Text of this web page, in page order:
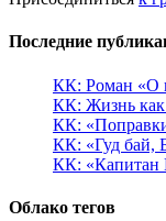
Последние
КК: Роман «О
КК: Жизнь как
КК:
КК: «Гуд бай,
КК: «Капитан
Облако тегов